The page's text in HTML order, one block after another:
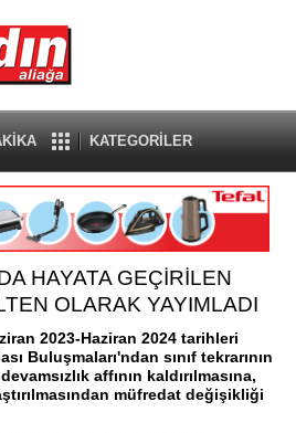
KATEGORİLER
HAYATA GEÇİRİLEN
OLARAK YAYIMLADI
2023-Haziran 2024 tarihleri
Buluşmaları'ndan sınıf tekrarının
affının kaldırılmasına,
müfredat değişikliği